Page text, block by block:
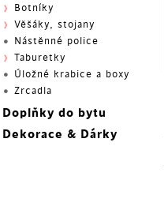
Botníky
Věšáky, stojany
Nástěnné police
Taburetky
Úložné krabice a boxy
Zrcadla
Doplňky do bytu
Dekorace & Dárky